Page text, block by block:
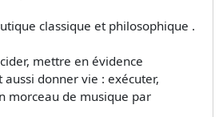
classique et philosophique .
mettre en évidence
donner vie : exécuter,
morceau de musique par